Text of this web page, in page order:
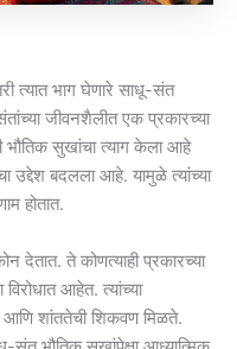
त्यात भाग घेणारे साधू-संत
जीवनशैलीत एक प्रकारच्या
भौतिक सुखांचा त्याग केला आहे
उद्देश बदलला आहे. यामुळे त्यांच्या
होतात.
देतात. ते कोणत्याही प्रकारच्या
आहेत. त्यांच्या
आणि शांततेची शिकवण मिळते.